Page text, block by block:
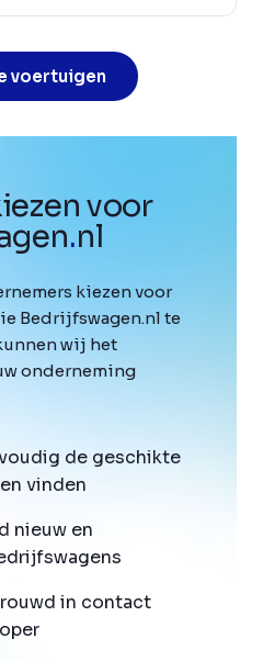
voertuigen
voor
.nl
kiezen voor
Bedrijfswagen.nl te
wij het
onderneming
de geschikte
vinden
nieuw en
in contact